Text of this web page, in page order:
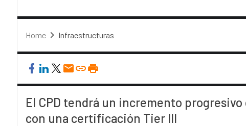
Home Infraestructuras
El CPD tendrá un incremento
con una certificación Tier III